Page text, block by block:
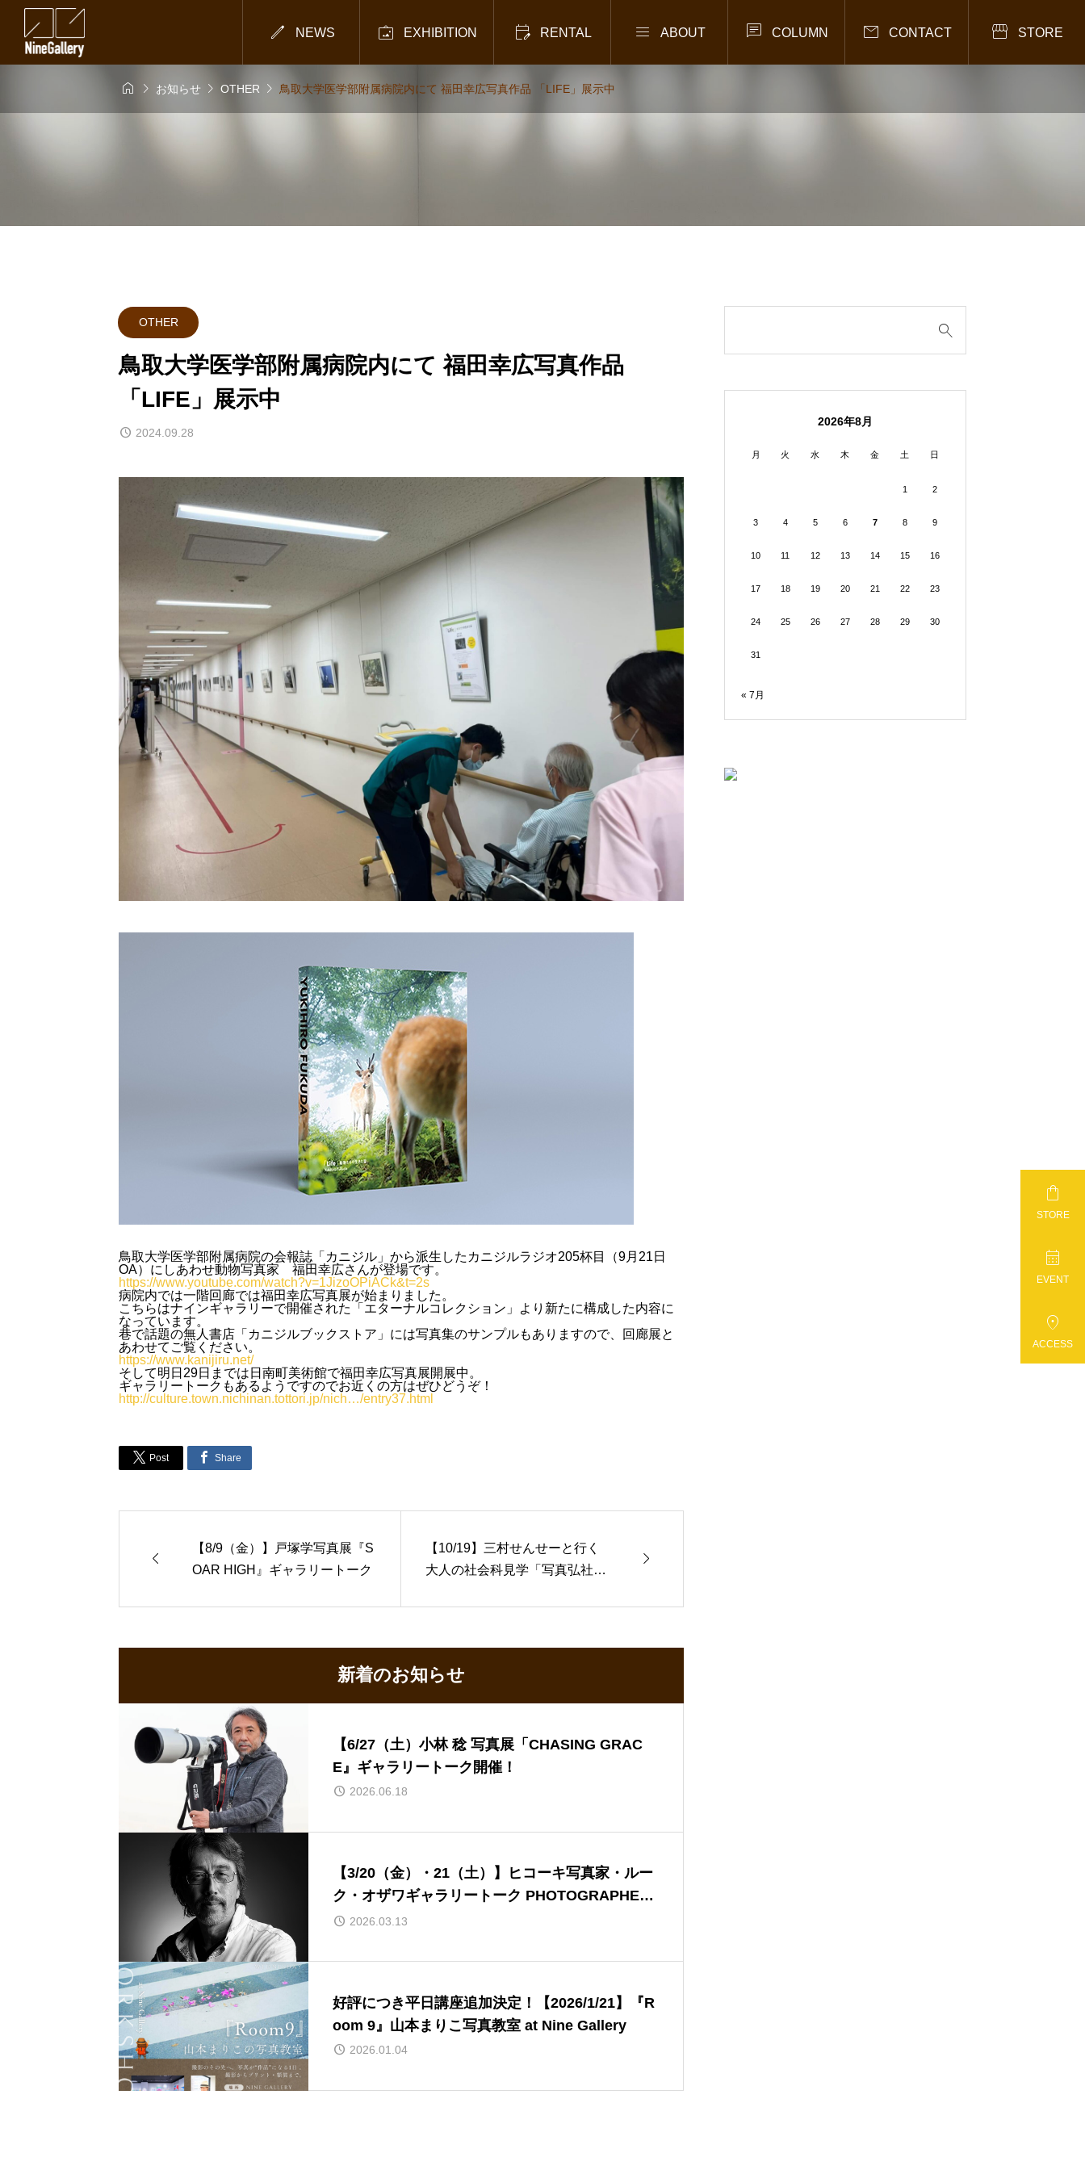
 NEWS  EXHIBITION  RENTAL  ABOUT  COLUMN  CONTACT  STORE
  お知らせ  OTHER  鳥取大学医学部附属病院内にて 福田幸広写真作品 「LIFE」展示中
OTHER
鳥取大学医学部附属病院内にて 福田幸広写真作品
「LIFE」展示中
2024.09.28
鳥取大学医学部附属病院の会報誌「カニジル」から派生したカニジルラジオ205杯目（9月21日
OA）にしあわせ動物写真家 福田幸広さんが登場です。
https://www.youtube.com/watch?v=1JizoOPiACk&t=2s
病院内では一階回廊では福田幸広写真展が始まりました。
こちらはナインギャラリーで開催された「エターナルコレクション」より新たに構成した内容に
なっています。
巷で話題の無人書店「カニジルブックストア」には写真集のサンプルもありますので、回廊展と
あわせてご覧ください。
https://www.kanijiru.net/
そして明日29日までは日南町美術館で福田幸広写真展開展中。
ギャラリートークもあるようですのでお近くの方はぜひどうぞ！
http://culture.town.nichinan.tottori.jp/nich…/entry37.html
 Post  Share

【8/9（金）】戸塚学写真展『S
OAR HIGH』ギャラリートーク
【10/19】三村せんせーと行く
大人の社会科見学「写真弘社」

新着のお知らせ
【6/27（土）小林 稔 写真展「CHASING GRAC
E』ギャラリートーク開催！
2026.06.18
【3/20（金）・21（土）】ヒコーキ写真家・ルー
ク・オザワギャラリートーク PHOTOGRAPHER
S’ ETERNAL COLLECTION展『JETLINER PRE
2026.03.13
好評につき平日講座追加決定！【2026/1/21】『R
oom 9』山本まりこ写真教室 at Nine Gallery
2026.01.04
2026年8月
月 火 水 木 金 土 日
1 2
3 4 5 6 7 8 9
10 11 12 13 14 15 16
17 18 19 20 21 22 23
24 25 26 27 28 29 30
31
« 7月

STORE

EVENT

ACCESS